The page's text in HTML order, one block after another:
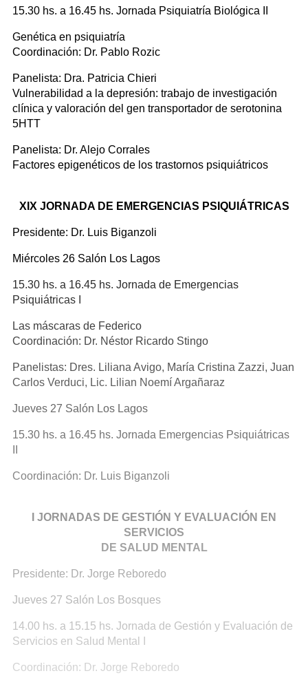
15.30 hs. a 16.45 hs. Jornada Psiquiatría Biológica II
Genética en psiquiatría
Coordinación: Dr. Pablo Rozic
Panelista: Dra. Patricia Chieri
Vulnerabilidad a la depresión: trabajo de investigación
clínica y valoración del gen transportador de serotonina
5HTT
Panelista: Dr. Alejo Corrales
Factores epigenéticos de los trastornos psiquiátricos
XIX JORNADA DE EMERGENCIAS PSIQUIÁTRICAS
Presidente: Dr. Luis Biganzoli
Miércoles 26 Salón Los Lagos
15.30 hs. a 16.45 hs. Jornada de Emergencias
Psiquiátricas I
Las máscaras de Federico
Coordinación: Dr. Néstor Ricardo Stingo
Panelistas: Dres. Liliana Avigo, María Cristina Zazzi, Juan
Carlos Verduci, Lic. Lilian Noemí Argañaraz
Jueves 27 Salón Los Lagos
15.30 hs. a 16.45 hs. Jornada Emergencias Psiquiátricas
Coordinación: Dr. Luis Biganzoli
I JORNADAS DE GESTIÓN Y EVALUACIÓN EN
SERVICIOS
DE SALUD MENTAL
Presidente: Dr. Jorge Reboredo
Jueves 27 Salón Los Bosques
14.00 hs. a 15.15 hs. Jornada de Gestión y Evaluación de
Servicios en Salud Mental I
Coordinación: Dr. Jorge Reboredo